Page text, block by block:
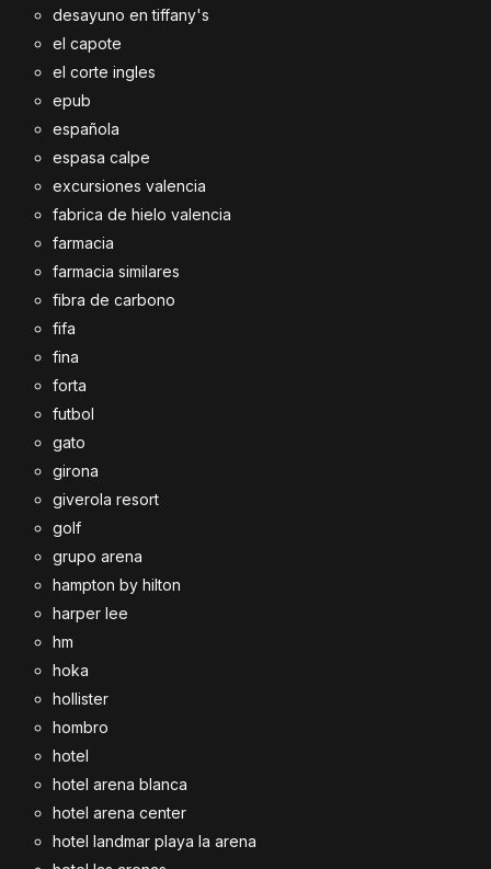
desayuno en tiffany's
el capote
el corte ingles
epub
española
espasa calpe
excursiones valencia
fabrica de hielo valencia
farmacia
farmacia similares
fibra de carbono
fifa
fina
forta
futbol
gato
girona
giverola resort
golf
grupo arena
hampton by hilton
harper lee
hm
hoka
hollister
hombro
hotel
hotel arena blanca
hotel arena center
hotel landmar playa la arena